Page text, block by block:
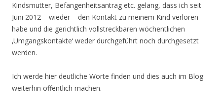
Kindsmutter, Befangenheitsantrag etc. gelang, dass ich seit
Juni 2012 – wieder – den Kontakt zu meinem Kind verloren
habe und die gerichtlich vollstreckbaren wöchentlichen
‚Umgangskontakte‘ weder durchgeführt noch durchgesetzt
werden.
Ich werde hier deutliche Worte finden und dies auch im Blog
weiterhin öffentlich machen.